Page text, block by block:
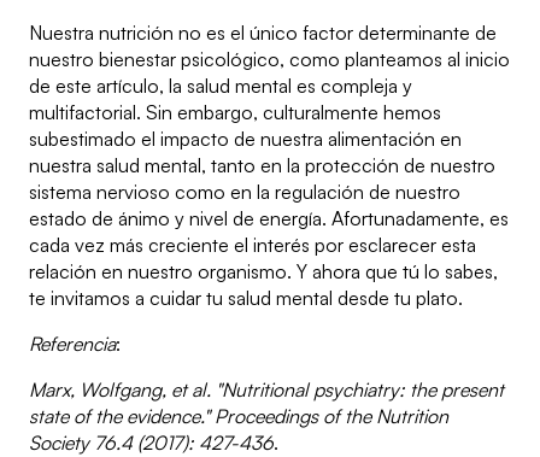
Nuestra nutrición no es el único factor determinante de
nuestro bienestar psicológico, como planteamos al inicio
de este artículo, la salud mental es compleja y
multifactorial. Sin embargo, culturalmente hemos
subestimado el impacto de nuestra alimentación en
nuestra salud mental, tanto en la protección de nuestro
sistema nervioso como en la regulación de nuestro
estado de ánimo y nivel de energía. Afortunadamente, es
cada vez más creciente el interés por esclarecer esta
relación en nuestro organismo. Y ahora que tú lo sabes,
te invitamos a cuidar tu salud mental desde tu plato.
Referencia:
Marx, Wolfgang, et al. "Nutritional psychiatry: the present
state of the evidence." Proceedings of the Nutrition
Society 76.4 (2017): 427-436.